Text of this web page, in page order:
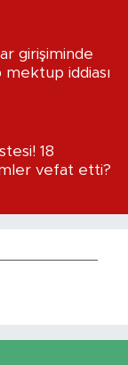
girişiminde
mektup iddiası
18
vefat etti?